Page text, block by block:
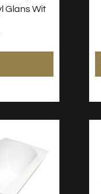
Glans Wit